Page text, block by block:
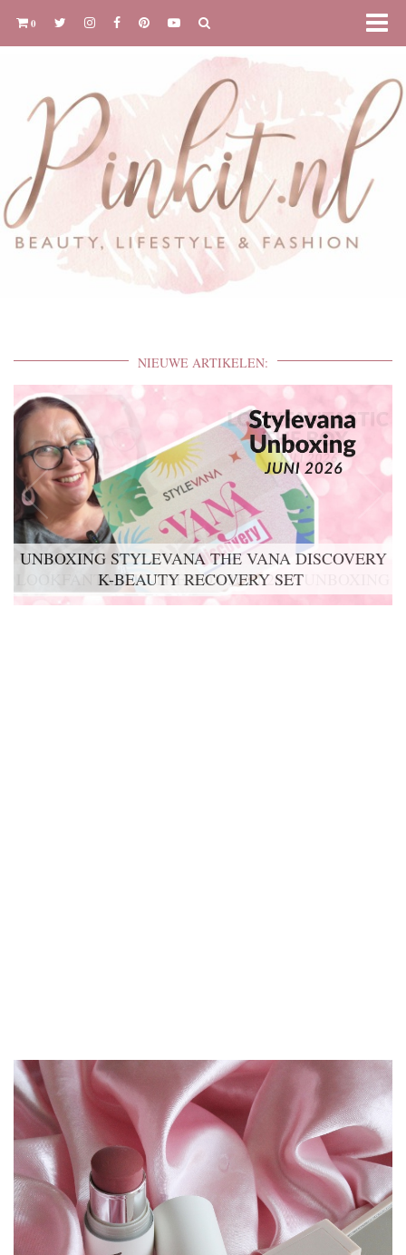
0
NIEUWE ARTIKELEN:
UNBOXING STYLEVANA THE VANA DISCOVERY
K-BEAUTY RECOVERY SET